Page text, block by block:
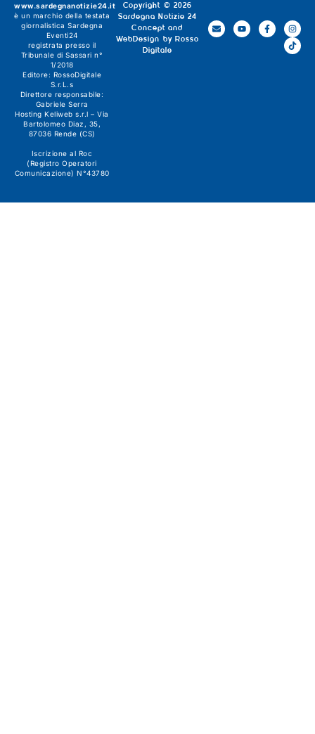
Copyright © 2026
Sardegna Notizie 24
Concept and
WebDesign by Rosso
Digitale
www.sardegnanotizie24.it
è un marchio della testata
giornalistica Sardegna
Eventi24
registrata presso il
Tribunale di Sassari n°
1/2018
Editore: RossoDigitale
S.r.L.s
Direttore responsabile:
Gabriele Serra
Hosting Keliweb s.r.l – Via
Bartolomeo Diaz, 35,
87036 Rende (CS)
Iscrizione al Roc
(Registro Operatori
Comunicazione) N°43780